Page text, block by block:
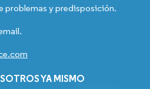
problemas y predisposición.
YA MISMO